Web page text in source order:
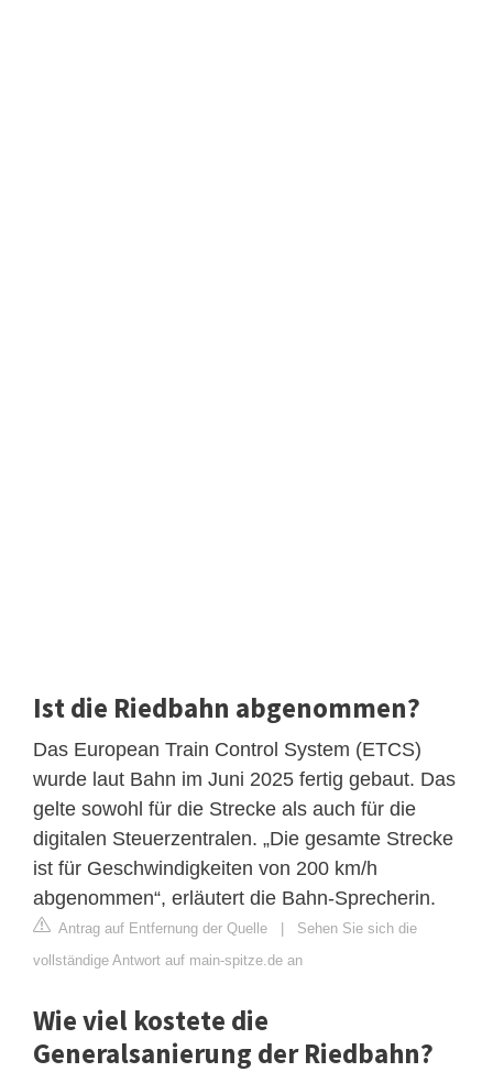
Ist die Riedbahn abgenommen?
Das European Train Control System (ETCS)
wurde laut Bahn im Juni 2025 fertig gebaut. Das
gelte sowohl für die Strecke als auch für die
digitalen Steuerzentralen. „Die gesamte Strecke
ist für Geschwindigkeiten von 200 km/h
abgenommen“, erläutert die Bahn-Sprecherin.
Antrag auf Entfernung der Quelle | Sehen Sie sich die
vollständige Antwort auf main-spitze.de an
Wie viel kostete die
Generalsanierung der Riedbahn?